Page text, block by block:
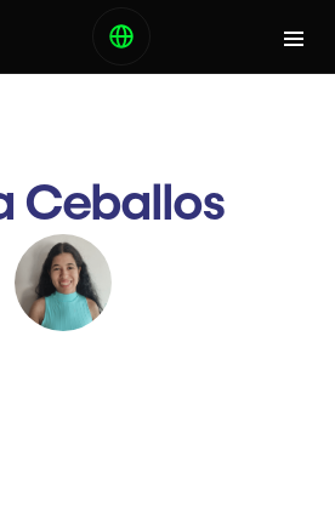
Ceballos